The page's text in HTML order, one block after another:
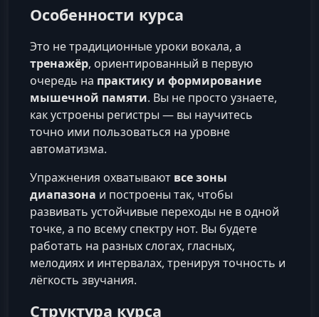
Особенности курса
Это не традиционные уроки вокала, а
тренажёр, ориентированный в первую
очередь на практику и формирование
мышечной памяти. Вы не просто узнаете,
как устроены регистры — вы научитесь
точно ими пользоваться на уровне
автоматизма.
Упражнения охватывают все зоны
диапазона и построены так, чтобы
развивать устойчивые переходы не в одной
точке, а по всему спектру нот. Вы будете
работать на разных слогах, гласных,
мелодиях и интервалах, тренируя точность и
лёгкость звучания.
Структура курса